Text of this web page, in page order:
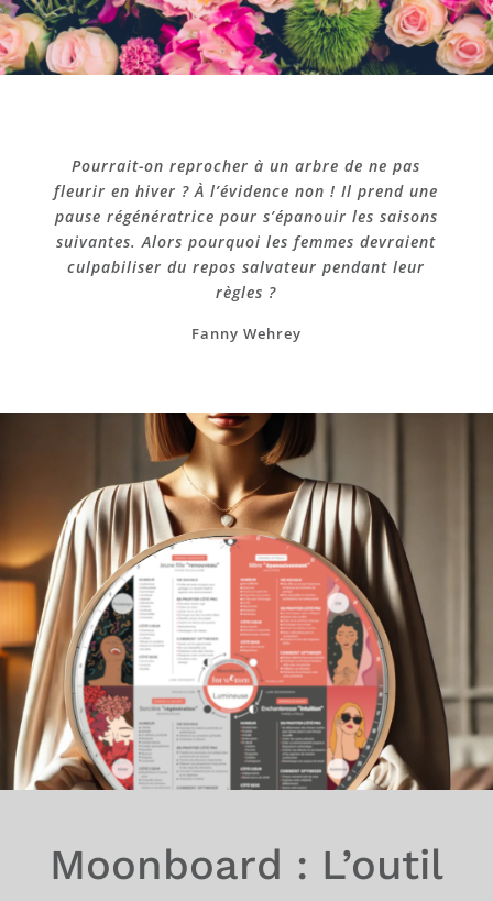
Pourrait-on reprocher à un arbre de ne pas
fleurir en hiver ? À l’évidence non ! Il prend une
pause régénératrice pour s’épanouir les saisons
suivantes. Alors pourquoi les femmes devraient
culpabiliser du repos salvateur pendant leur
règles ?
Fanny Wehrey
Moonboard : L’outil